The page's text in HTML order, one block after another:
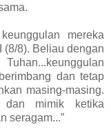
mereka
(8/8). Beliau dengan
dan tetap
masing-masing.
dan mimik ketika
seragam...”